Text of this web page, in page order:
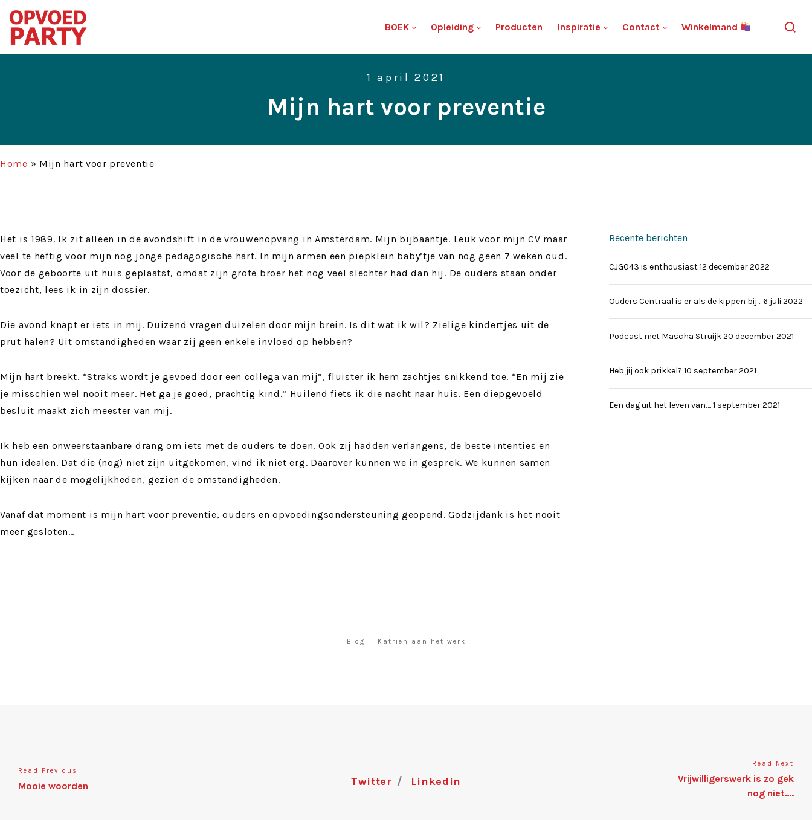
BOEK Opleiding Producten Inspiratie Contact Winkelmand
1 april 2021
Mijn hart voor preventie
Home » Mijn hart voor preventie
Het is 1989. Ik zit alleen in de avondshift in de vrouwenopvang in Amsterdam. Mijn bijbaantje. Leuk voor mijn CV maar
veel te heftig voor mijn nog jonge pedagogische hart. In mijn armen een piepklein baby’tje van nog geen 7 weken oud.
Voor de geboorte uit huis geplaatst, omdat zijn grote broer het nog veel slechter had dan hij. De ouders staan onder
toezicht, lees ik in zijn dossier.
Die avond knapt er iets in mij. Duizend vragen duizelen door mijn brein. Is dit wat ik wil? Zielige kindertjes uit de
prut halen? Uit omstandigheden waar zij geen enkele invloed op hebben?
Mijn hart breekt. “Straks wordt je gevoed door een collega van mij”, fluister ik hem zachtjes snikkend toe. “En mij zie
je misschien wel nooit meer. Het ga je goed, prachtig kind.” Huilend fiets ik die nacht naar huis. Een diepgevoeld
besluit maakt zich meester van mij.
Ik heb een onweerstaanbare drang om iets met de ouders te doen. Ook zij hadden verlangens, de beste intenties en
hun idealen. Dat die (nog) niet zijn uitgekomen, vind ik niet erg. Daarover kunnen we in gesprek. We kunnen samen
kijken naar de mogelijkheden, gezien de omstandigheden.
Vanaf dat moment is mijn hart voor preventie, ouders en opvoedingsondersteuning geopend. Godzijdank is het nooit
meer gesloten…
Recente berichten
CJG043 is enthousiast12 december 2022
Ouders Centraal is er als de kippen bij…6 juli 2022
Podcast met Mascha Struijk20 december 2021
Heb jij ook prikkel? 10 september 2021
Een dag uit het leven van….1 september 2021
Blog Katrien aan het werk
Read Previous
Mooie woorden Twitter Linkedin
Read Next
Vrijwilligerswerk is zo gek
nog niet….